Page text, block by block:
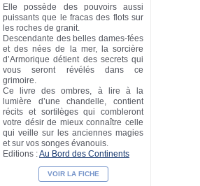
Elle possède des pouvoirs aussi
puissants que le fracas des flots sur
les roches de granit.
Descendante des belles dames-fées
et des nées de la mer, la sorcière
d’Armorique détient des secrets qui
vous seront révélés dans ce
grimoire.
Ce livre des ombres, à lire à la
lumière d’une chandelle, contient
récits et sortilèges qui combleront
votre désir de mieux connaître celle
qui veille sur les anciennes magies
et sur vos songes évanouis.
Editions :Au Bord des Continents
VOIR LA FICHE